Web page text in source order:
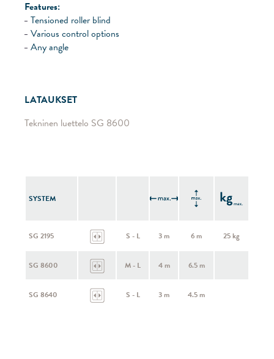
Features:
Tensioned roller blind
Various control options
Any angle
LATAUKSET
Tekninen luettelo SG 8600
SYSTEM
SG 2195 S - L 3 m 6 m 25 kg
SG 8600 M - L 4 m 6.5 m
SG 8640 S - L 3 m 4.5 m